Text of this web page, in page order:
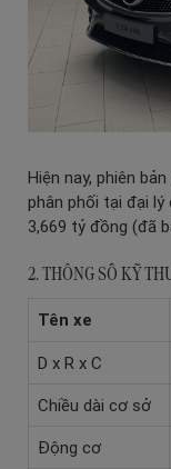
Hiện nay, phiên
phân phối tại đại
3,669 tỷ đồng (đã
2. THÔNG SỐ KỸ
Tên xe
D x R x C
Chiều dài cơ sở
Động cơ